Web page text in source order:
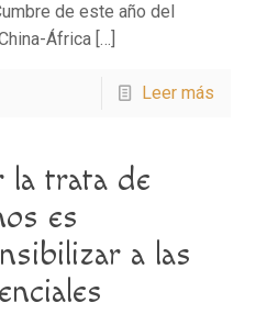
de este año del
África […]
Leer más
la trata de
es
a las